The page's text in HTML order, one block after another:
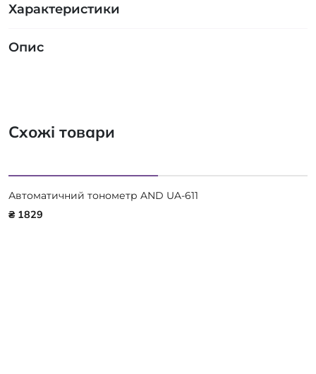
Характеристики
Опис
Схожі товари
Автоматичний тонометр AND UA-611
₴ 1829